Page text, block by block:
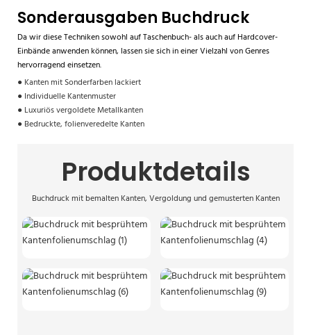
Sonderausgaben Buchdruck
Da wir diese Techniken sowohl auf Taschenbuch- als auch auf Hardcover-
Einbände anwenden können, lassen sie sich in einer Vielzahl von Genres
hervorragend einsetzen.
● Kanten mit Sonderfarben lackiert
● Individuelle Kantenmuster
● Luxuriös vergoldete Metallkanten
● Bedruckte, folienveredelte Kanten
Produktdetails
Buchdruck mit bemalten Kanten, Vergoldung und gemusterten Kanten